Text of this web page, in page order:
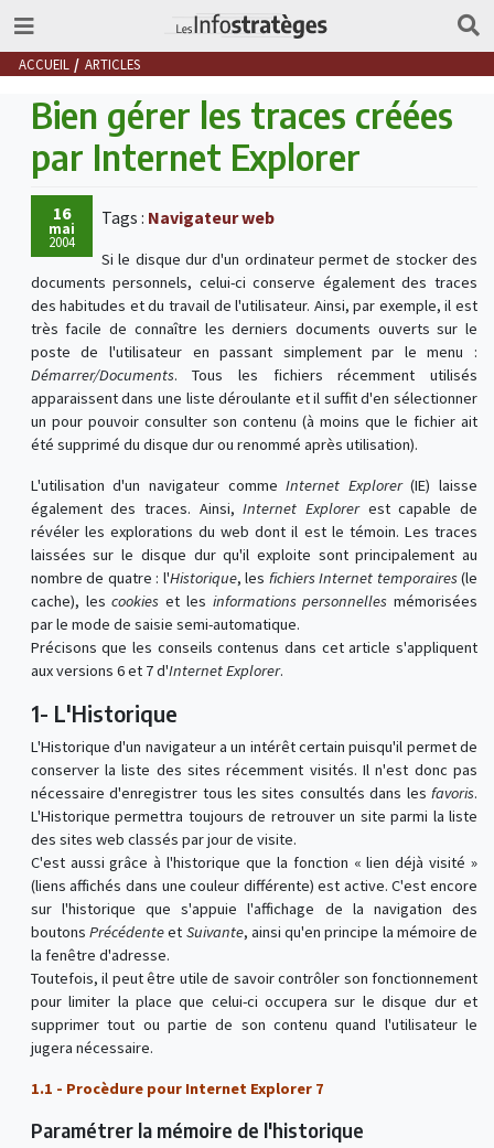
ACCUEIL ARTICLES
Bien gérer les traces créées
par Internet Explorer
16
mai
2004
Tags : Navigateur web
Si le disque dur d'un ordinateur permet de stocker des
documents personnels, celui-ci conserve également des traces
des habitudes et du travail de l'utilisateur. Ainsi, par exemple, il est
très facile de connaître les derniers documents ouverts sur le
poste de l'utilisateur en passant simplement par le menu :
Démarrer/Documents. Tous les fichiers récemment utilisés
apparaissent dans une liste déroulante et il suffit d'en sélectionner
un pour pouvoir consulter son contenu (à moins que le fichier ait
été supprimé du disque dur ou renommé après utilisation).
L'utilisation d'un navigateur commeInternet Explorer(IE) laisse
également des traces. Ainsi,Internet Explorerest capable de
révéler les explorations du web dont il est le témoin. Les traces
laissées sur le disque dur qu'il exploite sont principalement au
nombre de quatre : l'Historique, les fichiers Internet temporaires (le
cache), lescookies et les informations personnelles mémorisées
par le mode de saisie semi-automatique.
Précisons que les conseils contenus dans cet article s'appliquent
aux versions 6 et 7 d'Internet Explorer.
1- L'Historique
L'Historique d'un navigateur a un intérêt certain puisqu'il permet de
conserver la liste des sites récemment visités. Il n'est donc pas
nécessaire d'enregistrer tous les sites consultés dans les favoris.
L'Historique permettra toujours de retrouver un site parmi la liste
des sites web classés par jour de visite.
C'est aussi grâce à l'historique que la fonction « lien déjà visité »
(liens affichés dans une couleur différente) est active. C'est encore
sur l'historique que s'appuie l'affichage de la navigation des
boutonsPrécédenteet Suivante, ainsi qu'en principe la mémoire de
la fenêtre d'adresse.
Toutefois, il peut être utile de savoir contrôler son fonctionnement
pour limiter la place que celui-ci occupera sur le disque dur et
supprimer tout ou partie de son contenu quand l'utilisateur le
jugera nécessaire.
1.1 - Procèdure pour Internet Explorer 7
Paramétrer la mémoire de l'historique